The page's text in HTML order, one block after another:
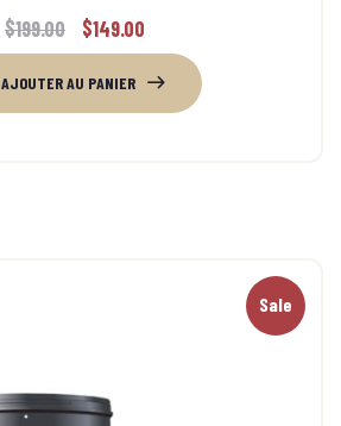
$199.00 $149.00
AJOUTER AU PANIER
Sale